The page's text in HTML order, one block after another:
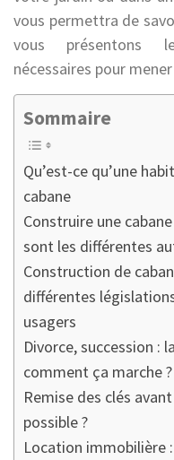
vous permettra de
vous présentons
nécessaires pour
Sommaire
Qu’est-ce qu’une
cabane
Construire une
sont les différentes
Construction de
différentes
usagers
Divorce, succession :
comment ça marche ?
Remise des clés
possible ?
Location immobilière